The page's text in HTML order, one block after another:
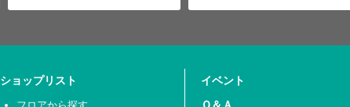
ショップリスト
フロアから探す
イベント